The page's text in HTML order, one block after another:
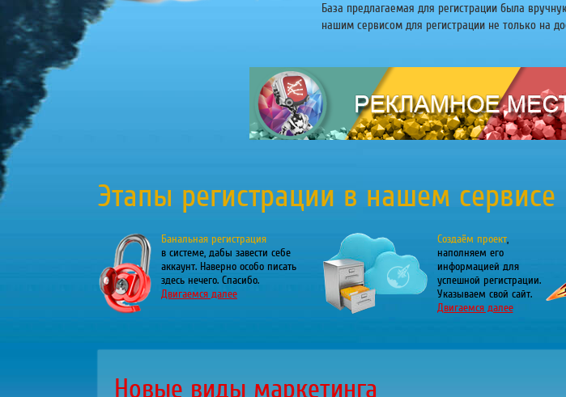
База предлагаемая для регистрации была
нашим сервисом для регистрации не только на
Этапы регистрации в нашем сервисе
Банальная регистрация
в системе, дабы завести себе
аккаунт. Наверно особо писать
здесь нечего. Спасибо.
Двигаемся далее
Создаём проект,
наполняем его
информацией для
успешной регистрации.
Указываем свой сайт.
Двигаемся далее
Новые виды маркетинга